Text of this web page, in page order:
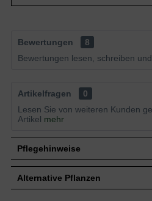
Bewertungen
8
Bewertungen lesen, schreiben und
Artikelfragen
0
Lesen Sie von weiteren Kunden
Artikel mehr
Pflegehinweise
Pflanz- und Pflegetipps
Alternative Pflanzen